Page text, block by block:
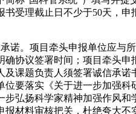
书受理截止日不少于50天，申
诺。项目牵头申报单位应与
确协议签署时间；项目牵头申
及课题负责人须签署诚信承诺
位要落实《关于进一步加强科
步弘扬科学家精神加强作风和
报材料审核把关，杜绝夸大不